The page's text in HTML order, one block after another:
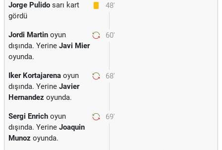
48'
Jorge Pulido sarı kart
gördü
60'
Jordi Martin oyun
dışında. Yerine Javi Mier
oyunda.
68'
Iker Kortajarena oyun
dışında. Yerine Javier
Hernandez oyunda.
69'
Sergi Enrich oyun
dışında. Yerine Joaquin
Munoz oyunda.